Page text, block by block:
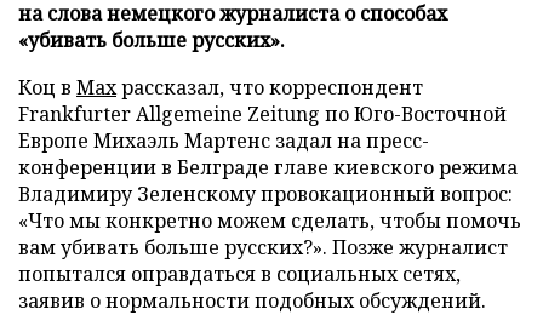
на слова немецкого журналиста о способах
«убивать больше русских».
Коц в Махрассказал, что корреспондент
Frankfurter Allgemeine Zeitung по Юго-Восточной
Европе Михаэль Мартенс задал на пресс-
конференции в Белграде главе киевского режима
Владимиру Зеленскому провокационный вопрос:
«Что мы конкретно можем сделать, чтобы помочь
вам убивать больше русских?». Позже журналист
попытался оправдаться в социальных сетях,
заявив о нормальности подобных обсуждений.